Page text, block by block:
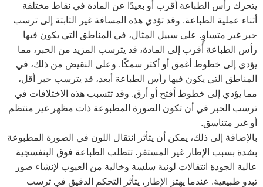
يتحرك رأس الطباعة أقرب أو بعيدًا عن المادة في نقاط مختلفة
أثناء عملية الطباعة. وقد تؤدي هذه المسافة غير الثابتة إلى ترسب
حبر غير متساوٍ. على سبيل المثال، في المناطق التي يكون فيها
رأس الطباعة أقرب إلى المادة، قد يترسب المزيد من الحبر، مما
يؤدي إلى خطوط أغمق أو أكثر سمكًا. وعلى النقيض من ذلك، في
المناطق التي يكون فيها رأس الطباعة أبعد، قد يترسب حبر أقل،
مما يؤدي إلى خطوط أفتح أو أرق. وقد تتسبب هذه الاختلافات في
ترسب الحبر في أن تكون الصورة المطبوعة ذات مظهر غير منتظم
أو غير متناسق.
بالإضافة إلى ذلك، يمكن أن يتأثر انتقال اللون في الصورة المطبوعة
بشدة بسبب الإطار غير المستقر. تتطلب الطباعة فوق البنفسجية
عالية الجودة انتقالات لونية سلسة وخالية من العيوب لإنشاء صور
تبدو طبيعية. عندما يهتز الإطار، يتأثر التحكم الدقيق في ترسب